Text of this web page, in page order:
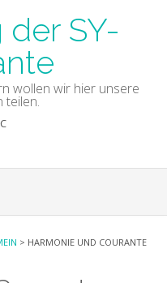
SY-
wollen wir hier unsere
teilen.
> HARMONIE UND COURANTE